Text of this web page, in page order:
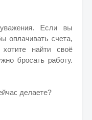
Если вы
оплачивать счета,
найти своё
бросать работу.
делаете?